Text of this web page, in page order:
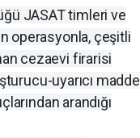
JASAT timleri ve
operasyonla, çeşitli
cezaevi firarisi
uyarıcı madde
arandığı